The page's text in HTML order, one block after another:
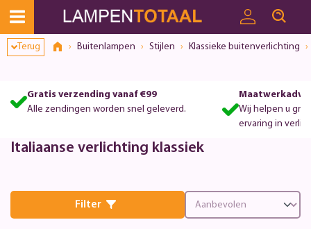
Terug Buitenlampen Stijlen Klassieke buitenverlichting
Gratis verzending vanaf €99
Alle zendingen worden snel geleverd.
Wij helpen u
ervaring in
Italiaanse verlichting klassiek
Filter